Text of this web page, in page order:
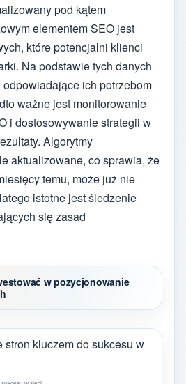
pod kątem
elementem SEO jest
które potencjalni klienci
Na podstawie tych danych
ich potrzebom
ważne jest monitorowanie
i dostosowywanie strategii w
Algorytmy
aktualizowane, co sprawia, że
temu, może już nie
istotne jest śledzenie
się zasad
w pozycjonowanie